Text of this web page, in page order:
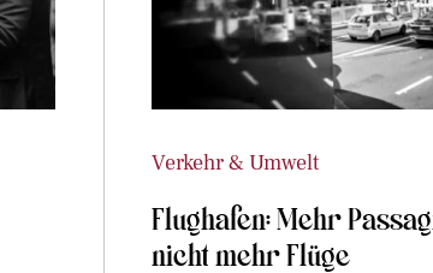
Verkehr & Umwelt
Flughafen: Mehr
nicht mehr Flüge